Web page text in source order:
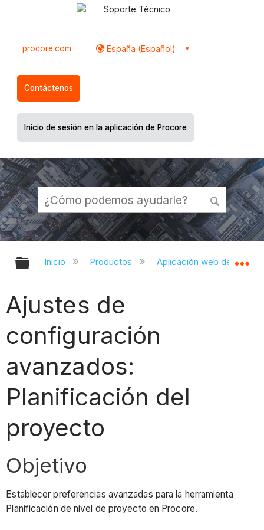
Soporte Técnico
procore.com España (Español)
Contáctenos
Inicio de sesión en la aplicación de Procore
Expandir/contraer jerarquía global
Inicio Productos Aplicación web de
Ajustes de
configuración
avanzados:
Planificación del
proyecto
Objetivo
Establecer preferencias avanzadas para la herramienta
Planificación de nivel de proyecto en Procore.